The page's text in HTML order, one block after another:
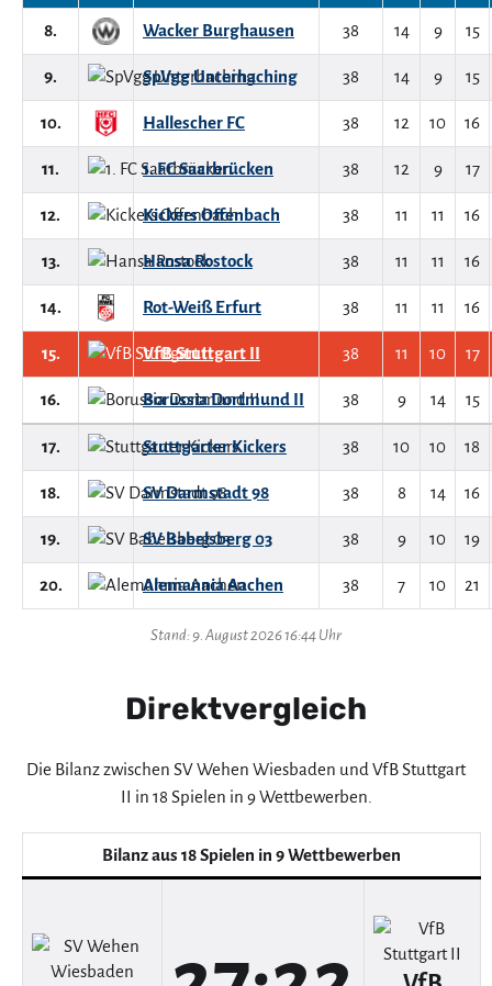
8. Wacker Burghausen 38 14 9 15
9. SpVgg Unterhaching 38 14 9 15
10. Hallescher FC 38 12 10 16
11. 1. FC Saarbrücken 38 12 9 17
12. Kickers Offenbach 38 11 11 16
13. Hansa Rostock 38 11 11 16
14. Rot-Weiß Erfurt 38 11 11 16
15. VfB Stuttgart II 38 11 10 17
16. Borussia Dortmund II 38 9 14 15
17. Stuttgarter Kickers 38 10 10 18
18. SV Darmstadt 98 38 8 14 16
19. SV Babelsberg 03 38 9 10 19
20. Alemannia Aachen 38 7 10 21
Stand: 9. August 2026 16:44 Uhr
Direktvergleich
Die Bilanz zwischen SV Wehen Wiesbaden und VfB Stuttgart
II in 18 Spielen in 9 Wettbewerben.
Bilanz aus 18 Spielen in 9 Wettbewerben